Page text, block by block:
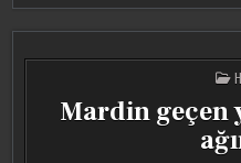
Mardin geçen